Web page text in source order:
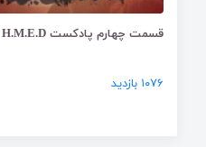
قسمت چهارم پادکست H.M.E.D
۱۰۷۶ بازدید